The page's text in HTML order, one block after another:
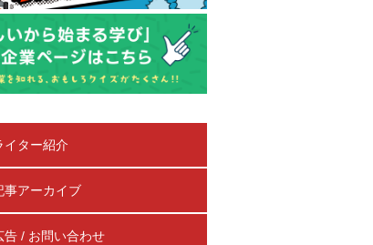
イター紹介
事アーカイブ
告 / お問い合わせ